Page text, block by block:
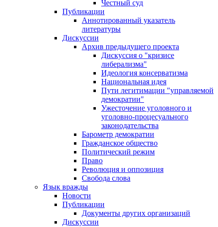
Честный суд
Публикации
Аннотированный указатель
литературы
Дискуссии
Архив предыдущего проекта
Дискуссия о "кризисе
либерализма"
Идеология консерватизма
Национальная идея
Пути легитимации "управляемой
демократии"
Ужесточение уголовного и
уголовно-процесуального
законодательства
Барометр демократии
Гражданское общество
Политический режим
Право
Революция и оппозиция
Свобода слова
Язык вражды
Новости
Публикации
Документы других организаций
Дискуссии